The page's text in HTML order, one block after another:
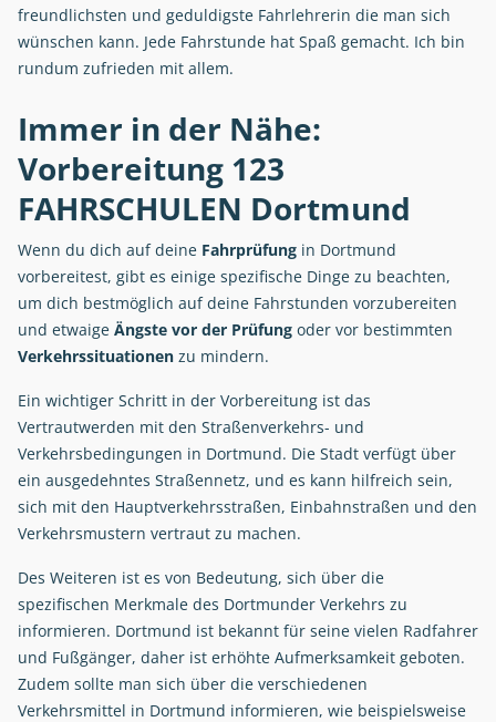
freundlichsten und geduldigste Fahrlehrerin die man sich
wünschen kann. Jede Fahrstunde hat Spaß gemacht. Ich bin
rundum zufrieden mit allem.
Immer in der Nähe:
Vorbereitung 123
FAHRSCHULEN Dortmund
Wenn du dich auf deine Fahrprüfung in Dortmund
vorbereitest, gibt es einige spezifische Dinge zu beachten,
um dich bestmöglich auf deine Fahrstunden vorzubereiten
und etwaige Ängste vor der Prüfung oder vor bestimmten
Verkehrssituationen zu mindern.
Ein wichtiger Schritt in der Vorbereitung ist das
Vertrautwerden mit den Straßenverkehrs- und
Verkehrsbedingungen in Dortmund. Die Stadt verfügt über
ein ausgedehntes Straßennetz, und es kann hilfreich sein,
sich mit den Hauptverkehrsstraßen, Einbahnstraßen und den
Verkehrsmustern vertraut zu machen.
Des Weiteren ist es von Bedeutung, sich über die
spezifischen Merkmale des Dortmunder Verkehrs zu
informieren. Dortmund ist bekannt für seine vielen Radfahrer
und Fußgänger, daher ist erhöhte Aufmerksamkeit geboten.
Zudem sollte man sich über die verschiedenen
Verkehrsmittel in Dortmund informieren, wie beispielsweise